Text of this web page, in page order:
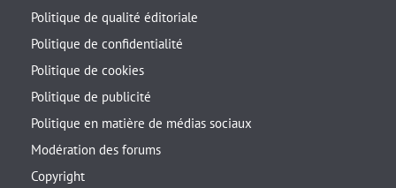
Politique de qualité éditoriale
Politique de confidentialité
Politique de cookies
Politique de publicité
Politique en matière de médias sociaux
Modération des forums
Copyright